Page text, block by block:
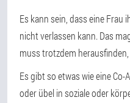
Es kann sein, dass eine Frau
nicht verlassen kann. Das
muss trotzdem
Es gibt so etwas wie eine
oder übel in soziale oder